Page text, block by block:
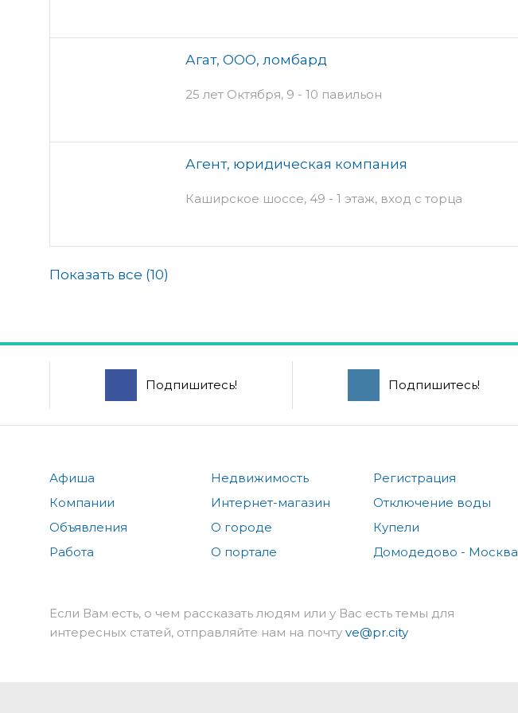
Агат, ООО, ломбард
25 лет Октября, 9 - 10 павильон
Агент, юридическая компания
Каширское шоссе, 49 - 1 этаж, вход с торца
Показать все (10)
Подпишитесь! Подпишитесь!
Афиша
Компании
Объявления
Работа
Недвижимость
Интернет-магазин
О городе
О портале
Регистрация
Отключение воды
Купели
Домодедово - Москва
Если Вам есть, о чем рассказать людям или у Вас есть темы для
интересных статей, отправляйте нам на почту ve@pr.city